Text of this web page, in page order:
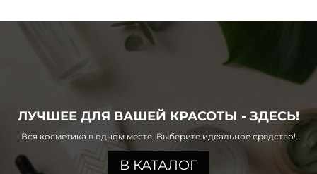
ЛУЧШЕЕ ДЛЯ ВАШЕЙ КРАСОТЫ - ЗДЕСЬ!
Вся косметика в одном месте. Выберите идеальное средство!
В КАТАЛОГ